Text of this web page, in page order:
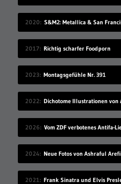
2020
2017 Richtig scharfer Foodporn
2023 Montagsgefühle Nr. 391
2022
2026
2024 Neue Fotos von Ashraful
2021